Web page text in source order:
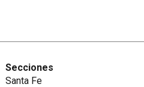
Secciones
Santa Fe